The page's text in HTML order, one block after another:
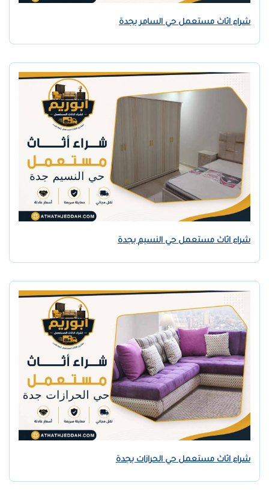
شراء اثاث مستعمل حي السامر بجدة
شراء اثاث مستعمل حي النسيم بجدة
شراء اثاث مستعمل حي الحرازات بجدة